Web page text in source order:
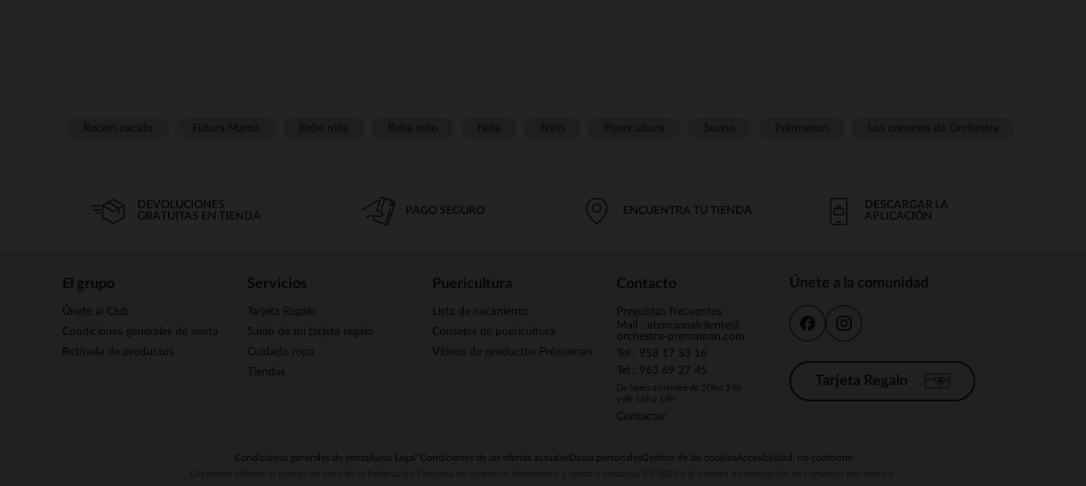
DEVOLUCIONES
GRATUITAS EN TIENDA
PAGO SEGURO ENCUENTRA TU TIENDA
DESCARGAR LA
APLICACIÓN
El grupo
Únete al Club
Condiciones generales de venta
Retirada de productos
Servicios
Tarjeta Regalo
Saldo de mi tarjeta regalo
Cuidado ropa
Tiendas
Puericultura
Lista de nacimiento
Consejos de puericultura
Vídeos de productos Prémaman
Contacto
Preguntas frecuentes
Mail : atencionalcliente@
orchestra-premaman.com
Tel : 958 17 53 16
Tel : 963 69 27 45
De lunes a viernes de 10h a 14h
y de 16h a 19h
Contactar
Únete a la comunidad
Tarjeta Regalo
Condiciones generales de ventaAviso Legal *Condiciones de las ofertas actuales Datos personalesGestión de las cookiesAccesibilidad: no conforme